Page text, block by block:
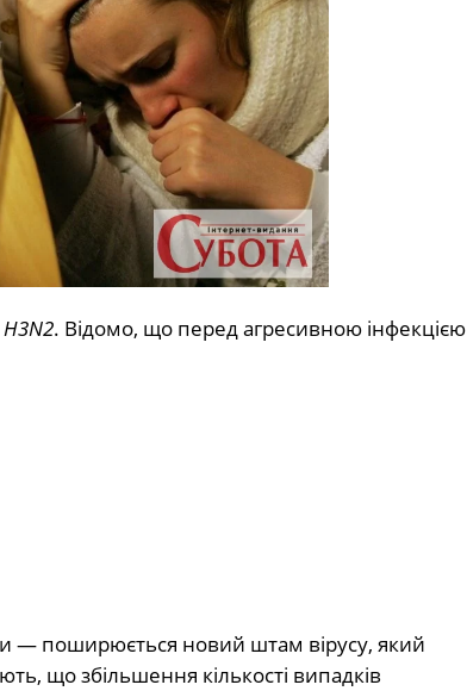
H3N2. Відомо, що перед агресивною інфекцією
— поширюється новий штам вірусу, який
що збільшення кількості випадків